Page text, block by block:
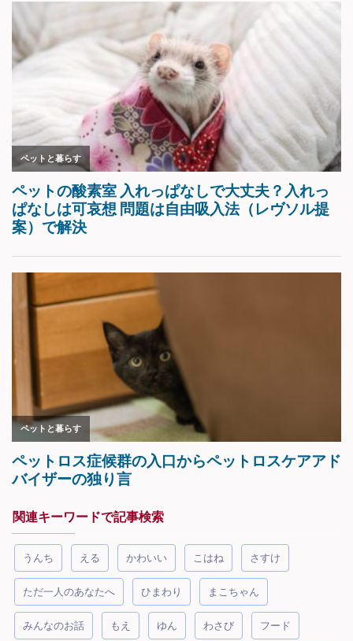
関連キーワードで記事検索
うんち える かわいい こはね さすけ
ただ一人のあなたへ ひまわり まこちゃん
みんなのお話 もえ ゆん わさび フード